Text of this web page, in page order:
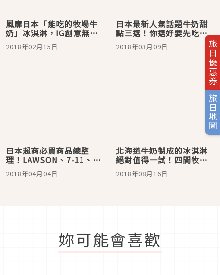
旅日優惠券
旅日地圖
風靡日本「能吃的牧場牛
奶」冰淇淋，IG創意無限
新吃法快來試試看！
2018年02月15日
日本最新人氣話題牛奶甜
點三選！你選好要先吃哪
一個了嗎
2018年03月09日
日本超商必買商品總整
理！LAWSON、7-11、
sunkus、familymart、
2018推薦美食飲料10選！
2018年04月04日
北海道牛奶製成的冰淇淋
絕對值得一試！四間牧場
直營必吃推薦
2018年08月16日
妳可能會喜歡